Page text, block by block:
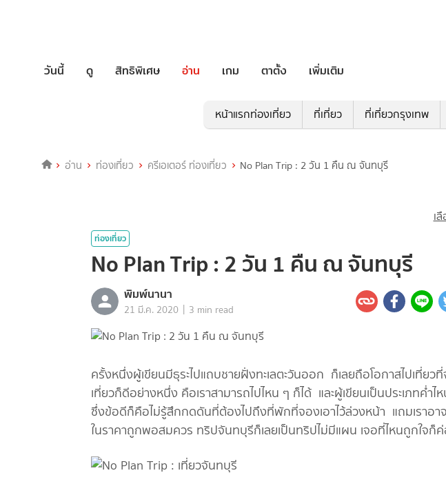
วันนี้ ดู สิทธิพิเศษ อ่าน เกม ตาตั้ง เพิ่มเติม
หน้าแรกท่องเที่ยว ที่เที่ยว ที่เที่ยวกรุงเทพ
อ่าน ท่องเที่ยว ครีเอเตอร์ ท่องเที่ยว No Plan Trip : 2 วัน 1 คืน ณ จันทบุรี
เ
ท่องเที่ยว
No Plan Trip : 2 วัน 1 คืน ณ จันทบุรี
พิมพ์นานา
21 มี.ค. 2020 | 3 min read
ครั้งหนึ่งผู้เขียนมีธุระไปแถบชายฝั่งทะเลตะวันออก ก็เลยถือโอกาสไปเที่ย
เที่ยวก็ดีอย่างหนึ่ง คือเราสามารถไปไหน ๆ ก็ได้ และผู้เขียนเป็นประเภทค่ำ
ซึ่งข้อดีก็คือไม่รู้สึกกดดันที่ต้องไปถึงที่พักที่จองเอาไว้ล่วงหน้า แถมเราอา
ในราคาถูกพอสมควร ทริปจันทบุรีก็เลยเป็นทริปไม่มีแผน เจอที่ไหนถูกใจก็